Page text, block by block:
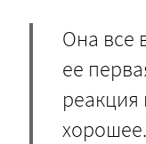
Она все
ее
реакция